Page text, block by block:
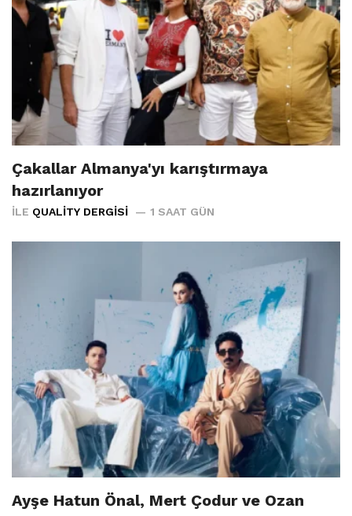
Çakallar Almanya'yı karıştırmaya
hazırlanıyor
İLE QUALITY DERGISI 1 SAAT GÜN
Ayşe Hatun Önal, Mert Çodur ve Ozan